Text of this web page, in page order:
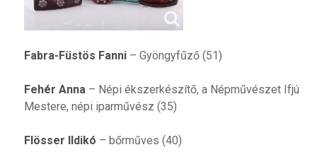
Fabra-Füstös Fanni – Gyöngyfűző (51)
Fehér Anna– Népi ékszerkészítő, a Népművészet Ifjú
Mestere, népi iparművész (35)
Flösser Ildikó – bőrműves (40)